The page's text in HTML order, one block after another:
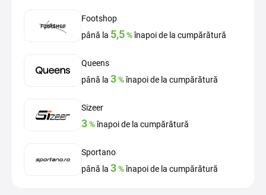
Footshop
până la 5,5%înapoi de la cumpărătură
Queens
până la 3%înapoi de la cumpărătură
Sizeer
3%înapoi de la cumpărătură
Sportano
până la 3%înapoi de la cumpărătură